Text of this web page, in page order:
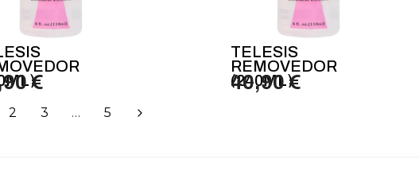
€
TELESIS
REMOVEDOR
(240ML)
40,90 €
2 3 … 5